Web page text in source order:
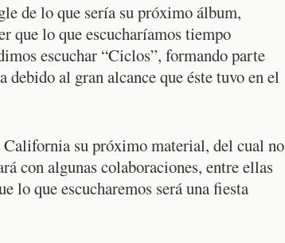
de lo que sería su próximo álbum,
que lo que escucharíamos tiempo
escuchar “Ciclos”, formando parte
al gran alcance que éste tuvo en el
California su próximo material, del cual no
con algunas colaboraciones, entre ellas
lo que escucharemos será una fiesta